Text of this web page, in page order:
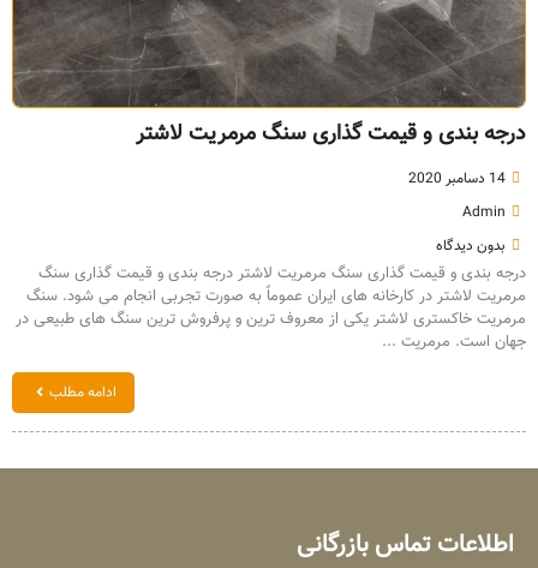
درجه بندی و قیمت گذاری سنگ مرمریت لاشتر
14 دسامبر 2020
Admin
بدون دیدگاه
درجه بندی و قیمت گذاری سنگ مرمریت لاشتر درجه بندی و قیمت گذاری سنگ
مرمریت لاشتر در کارخانه های ایران عموماً به صورت تجربی انجام می شود. سنگ
مرمریت خاکستری لاشتر یکی از معروف ترین و پرفروش ترین سنگ های طبیعی در
جهان است. مرمریت ...
ادامه مطلب
اطلاعات تماس بازرگانی